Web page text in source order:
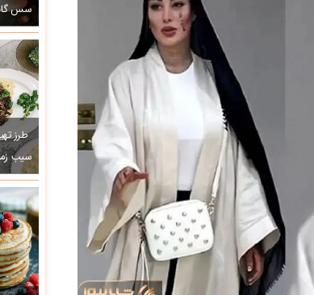
سس
طرز
سیب